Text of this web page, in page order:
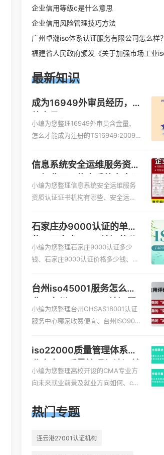
企业信用等级c是什么意思
企业信用风险管理技巧方法
广州卓瀚iso体系认证服务有限公司怎么样？
最新知识
成为16949外审员经历，
小编为您整理16949外审员含金量、
怎么才能成为注册的TS16949:2009
过不了解具体情况、iso9000外审
员、SA8000外审员培训相关iso体系
认证知识，详情可查看下方正文！
信息系统安全运维服务资质
维服务资质二级
小编为您整理信息系统安全运维服务
资质认证证书机构有哪些、安全运维
服务资质哪家便宜、安全运维服务资
质认证哪家效率高、信息系统安全集
成服务资质认证的申请书相关iso体系
认证知识，详情可查看下方正文！
石家庄办9000认证的单
司
小编为您整理石家庄9000认证多少
钱、石家庄9000认证价格多少钱、石
00认证价格贵吗、石家庄9000认证费
用大概多钱相关iso体系认证知识，详
情可查看下方正文！
台州iso45001服务怎么收
务怎么收费
小编为您整理台州OHSAS18001认证
服务中心哪家收费便宜、台州ISO900
E认证,台州机械机电CE认证、CE认证
怎么收费、温州科普ISO45001职业健
康安全管理体系认证收费标准是什么
相关iso体系认证知识，详情可查看下
iso22000质量管理体系就
业方向
小编为您整理高校开设的CMA专业方
向未来就业前景及就业方向如何、cm
的就业方向、cpa和cma未来就业方
向、大学生考完cma，就哪些就业方
下方正文！
热门专题
连云港27001认证机构